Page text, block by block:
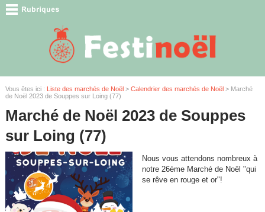
Vous êtes ici : Liste des marchés de Noël> Calendrier des marchés de Noël> Marché
de Noël 2023 de Souppes sur Loing (77)
Marché de Noël 2023 de Souppes
sur Loing (77)
Nous vous attendons nombreux à
notre 26ème Marché de Noël "qui
se rêve en rouge et or"!